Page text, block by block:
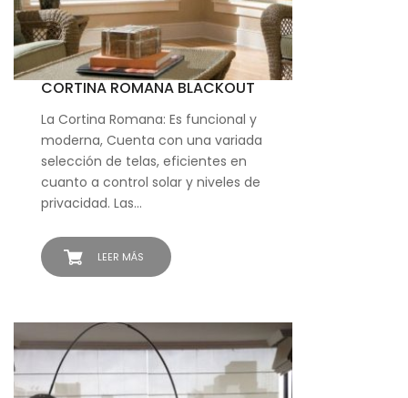
LEER MÁS
CORTINA ROMANA BLACKOUT
La Cortina Romana: Es funcional y
moderna, Cuenta con una variada
selección de telas, eficientes en
cuanto a control solar y niveles de
privacidad. Las…